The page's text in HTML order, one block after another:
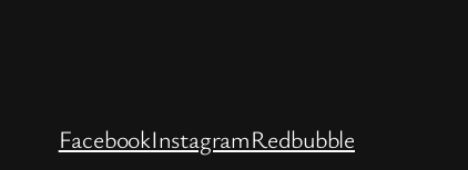
FacebookInstagramRedbubble